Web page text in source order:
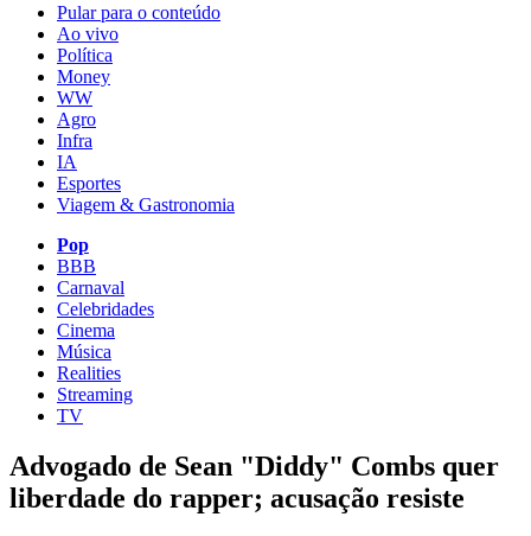
Pular para o conteúdo
Ao vivo
Política
Money
WW
Agro
Infra
IA
Esportes
Viagem & Gastronomia
Pop
BBB
Carnaval
Celebridades
Cinema
Música
Realities
Streaming
TV
Advogado de Sean "Diddy" Combs quer
liberdade do rapper; acusação resiste